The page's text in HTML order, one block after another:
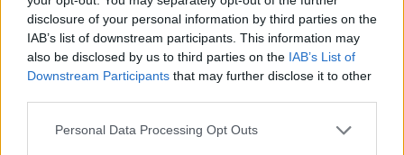
disclosure of your personal information by third parties on the
IAB’s list of downstream participants. This information may
also be disclosed by us to third parties on the IAB’s List of
Downstream Participants that may further disclose it to other
Please note that this website/app uses one or more Google
Personal Data Processing Opt Outs